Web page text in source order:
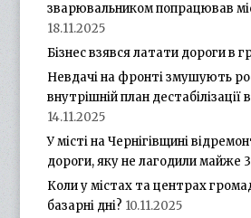
зварювальником попрацював
18.11.2025
Бізнес взявся латати дороги в
Невдачі на фронті змушують
внутрішній план дестабілізації
14.11.2025
У місті на Чернігівщині
дороги, яку не лагодили майже
Коли у містах та центрах
базарні дні? 10.11.2025